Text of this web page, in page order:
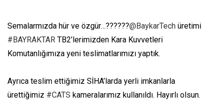
Semalarmızda hür ve özgür…??????@BaykarTech üretimi
#BAYRAKTAR TB2’lerimizden Kara Kuvvetleri
Komutanlığımıza yeni teslimatlarımızı yaptık.
Ayrıca teslim ettiğimiz SİHA’larda yerli imkanlarla
ürettiğimiz #CATS kameralarımız kullanıldı. Hayırlı olsun.